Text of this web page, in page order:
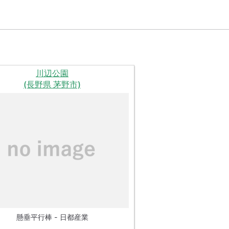
川辺公園
(長野県 茅野市)
懸垂平行棒 - 日都産業